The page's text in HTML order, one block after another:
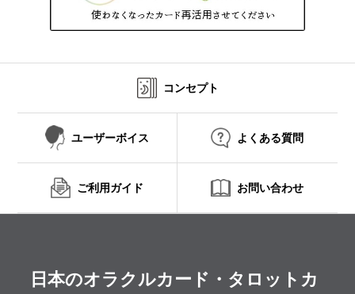
コンセプト
ユーザーボイス よくある質問
ご利用ガイド お問い合わせ
日本のオラクルカード・タロットカ